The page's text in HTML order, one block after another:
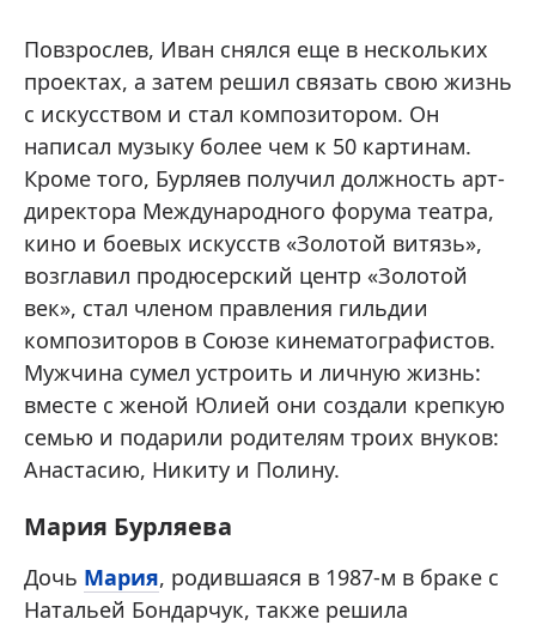
Повзрослев, Иван снялся еще в нескольких
проектах, а затем решил связать свою жизнь
с искусством и стал композитором. Он
написал музыку более чем к 50 картинам.
Кроме того, Бурляев получил должность арт-
директора Международного форума театра,
кино и боевых искусств «Золотой витязь»,
возглавил продюсерский центр «Золотой
век», стал членом правления гильдии
композиторов в Союзе кинематографистов.
Мужчина сумел устроить и личную жизнь:
вместе с женой Юлией они создали крепкую
семью и подарили родителям троих внуков:
Анастасию, Никиту и Полину.
Мария Бурляева
Дочь Мария, родившаяся в 1987-м в браке с
Натальей Бондарчук, также решила